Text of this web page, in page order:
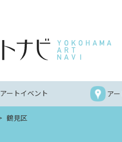
アートイベント ア
鶴見区